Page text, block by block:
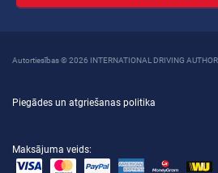
Autortiesības © 2026 INTERNATIONAL DRIVING
Piegādes un atgriešanas politika
Maksājuma veids: